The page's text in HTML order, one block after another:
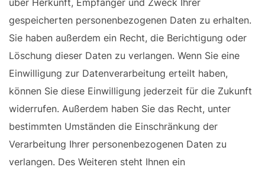
gespeicherten personenbezogenen Daten zu erhalten.
Sie haben außerdem ein Recht, die Berichtigung oder
Löschung dieser Daten zu verlangen. Wenn Sie eine
Einwilligung zur Datenverarbeitung erteilt haben,
können Sie diese Einwilligung jederzeit für die Zukunft
widerrufen. Außerdem haben Sie das Recht, unter
bestimmten Umständen die Einschränkung der
Verarbeitung Ihrer personenbezogenen Daten zu
verlangen. Des Weiteren steht Ihnen ein